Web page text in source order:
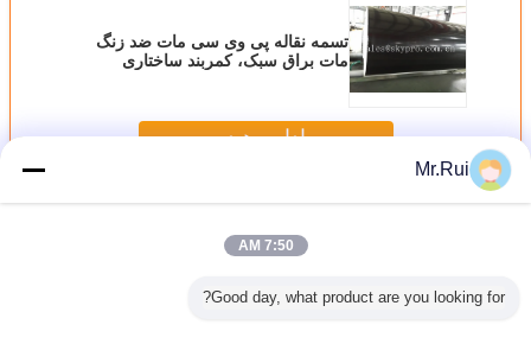
تسمه نقاله پی وی سی مات ضد زنگ
مات براق سبک، کمربند ساختاری
ادامه هید
بیشنوار نقاله PVC
Mr.Rui
7:50 AM
Good day, what product are you looking for?